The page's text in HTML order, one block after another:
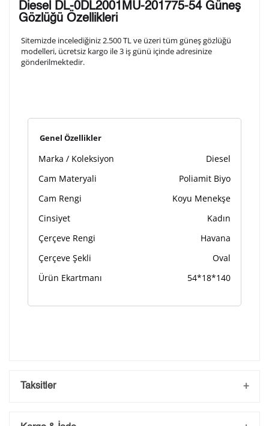
arka kapağına gravür tekniği ile formda belirtmiş
olduğunuz şekilde işlenecektir.
1. Satır
3. Satır
Lütfen font seçiniz
Ön İzleme Vazgeç
Kişiselleştirilmiş ürünlerin teslim süresi gravür işleme
sebebi ile 1-2 iş günü uzamaktadır. Gravür İşlemi
Diesel DL-0DL2001MU-201775-54 Güneş
Gözlüğü Özellikleri
Sitemizde incelediğiniz 2.500 TL ve üzeri tüm güneş gözlüğü
modelleri, ücretsiz kargo ile 3 iş günü içinde adresinize
gönderilmektedir.
Genel Özellikler
Marka / Koleksiyon
Diesel
Cam Materyali
Poliamit Biyo
Cam Rengi
Koyu Menekşe
Cinsiyet
Kadın
Çerçeve Rengi
Havana
Çerçeve Şekli
Oval
Ürün Ekartmanı
54*18*140
Taksitler